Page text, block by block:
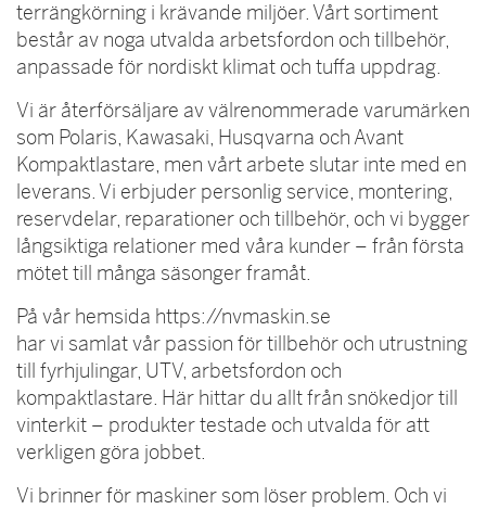
terrängkörning i krävande miljöer. Vårt sortiment
består av noga utvalda arbetsfordon och tillbehör,
anpassade för nordiskt klimat och tuffa uppdrag.
Vi är återförsäljare av välrenommerade varumärken
som Polaris, Kawasaki, Husqvarna och Avant
Kompaktlastare, men vårt arbete slutar inte med en
leverans. Vi erbjuder personlig service, montering,
reservdelar, reparationer och tillbehör, och vi bygger
långsiktiga relationer med våra kunder – från första
mötet till många säsonger framåt.
På vår hemsida https://nvmaskin.se
har vi samlat vår passion för tillbehör och utrustning
till fyrhjulingar, UTV, arbetsfordon och
kompaktlastare. Här hittar du allt från snökedjor till
vinterkit – produkter testade och utvalda för att
verkligen göra jobbet.
Vi brinner för maskiner som löser problem. Och vi